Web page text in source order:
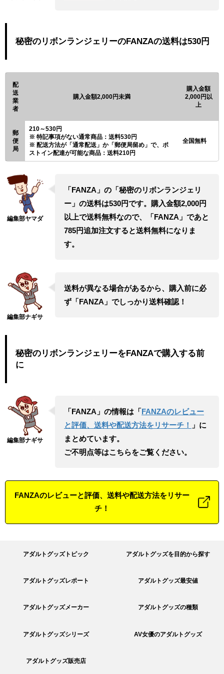
秘密のリボンランジェリーのFANZAの送料は530円
配
送
業
者
購入金額2,000円未満
購入金額
2,000円以
上
郵
便
局
210～530円
特記事項がない通常商品：送料530円
配送方法が「通常配送」か「郵便局留め」で、ポ
ストイン配達が可能な商品：送料210円
全国無料
「FANZA」の「秘密のリボンランジェリ
ー」の送料は530円です。購入金額2,000円
以上で送料無料なので、「FANZA」であと
785円追加注文すると送料無料になりま
す。
送料が異なる場合があるから、購入前に必
ず「FANZA」でしっかり送料確認！
秘密のリボンランジェリーをFANZAで購入する前
に
「FANZA」の情報は「FANZAのレビュー
と評価、送料や配送方法をリサーチ！
」に
まとめています。
ご不明点等はこちらをご覧ください。
FANZAのレビューと評価、送料や配送方法をリサー
チ！
アダルトグッズトピック アダルトグッズを目的から探す
アダルトグッズレポート アダルトグッズ最安値
アダルトグッズメーカー アダルトグッズの種類
アダルトグッズシリーズ AV女優のアダルトグッズ
アダルトグッズ販売店